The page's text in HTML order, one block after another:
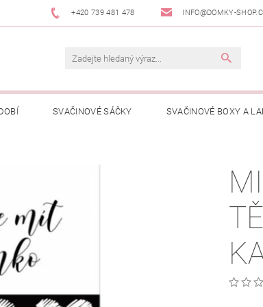
+420 739 481 478 INFO@DOMKY-
SVAČINOVÉ SÁČKY SVAČINOVÉ BOXY A
PRO DĚTI